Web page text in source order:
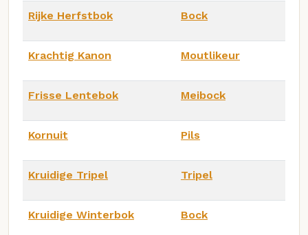
Rijke Herfstbok Bock
Krachtig Kanon Moutlikeur
Frisse Lentebok Meibock
Kornuit Pils
Kruidige Tripel Tripel
Kruidige Winterbok Bock